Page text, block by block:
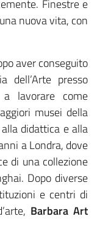
Finestre e
nuova vita, con
aver conseguito
presso
lavorare come
musei della
didattica e alla
a Londra, dove
di una collezione
Dopo diverse
e centri di
Barbara Art